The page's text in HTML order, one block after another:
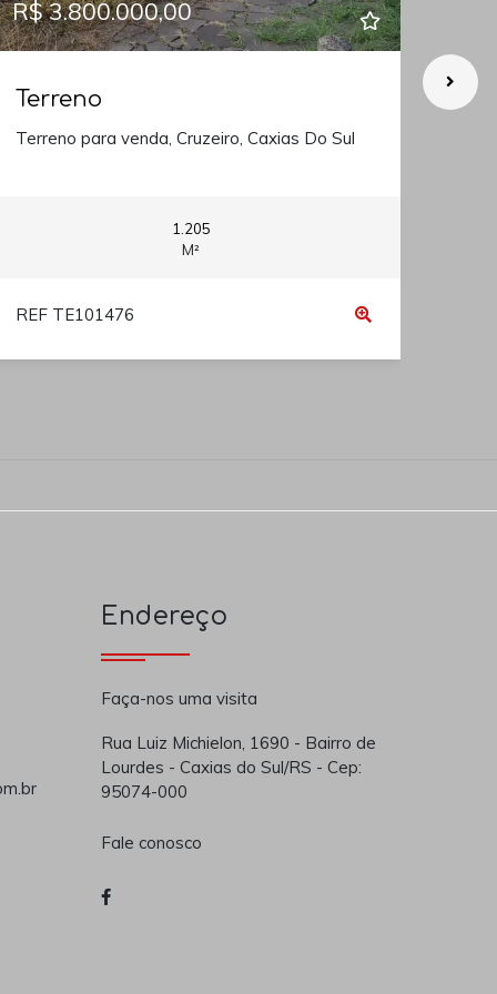
R$ 3.800.000,00
Terreno
Terreno para venda, Cruzeiro, Caxias Do Sul
1.205
M²
REF TE101476
Endereço
Faça-nos uma visita
Rua Luiz Michielon, 1690 - Bairro de
Lourdes - Caxias do Sul/RS - Cep:
95074-000
Fale conosco